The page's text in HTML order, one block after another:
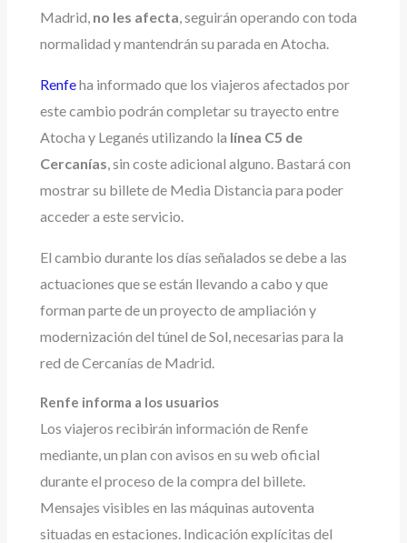
Madrid, no les afecta , seguirán operando con toda
normalidad y mantendrán su parada en Atocha.
Renfeha informado que los viajeros afectados por
este cambio podrán completar su trayecto entre
Atocha y Leganés utilizando la línea C5 de
Cercanías , sin coste adicional alguno. Bastará con
mostrar su billete de Media Distancia para poder
acceder a este servicio.
El cambio durante los días señalados se debe a las
actuaciones que se están llevando a cabo y que
forman parte de un proyecto de ampliación y
modernización del túnel de Sol, necesarias para la
red de Cercanías de Madrid.
Renfe informa a los usuarios
Los viajeros recibirán información de Renfe
mediante, un plan con avisos en su web oficial
durante el proceso de la compra del billete.
Mensajes visibles en las máquinas autoventa
situadas en estaciones. Indicación explícitas del